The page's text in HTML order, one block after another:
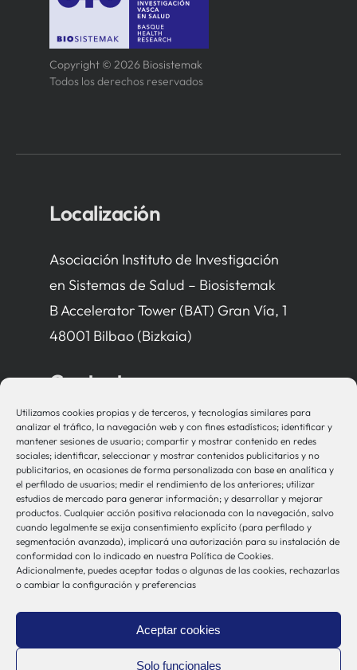
Utilizamos cookies propias y de terceros, y tecnologías similares para
analizar el tráfico, la navegación web y con fines estadísticos; identificar y
mantener sesiones de usuario; compartir y mostrar contenido en redes
sociales; identificar, seleccionar y mostrar contenidos publicitarios y no
publicitarios, en ocasiones de forma personalizada con base en analítica y
el perfilado de usuarios; medir el rendimiento de los anteriores; utilizar
estudios de mercado para generar información; y desarrollar y mejorar
productos. Cualquier acción positiva relacionada con la navegación, salvo
cuando legalmente se exija consentimiento explícito (para perfilado y
segmentación avanzada), implicará una autorización para su instalación de
conformidad con lo indicado en nuestra Política de Cookies.
Adicionalmente, puedes aceptar todas o algunas de las cookies, rechazarlas
o cambiar la configuración y preferencias
Aceptar cookies
Solo funcionales
Copyright © 2026 Biosistemak
Todos los derechos reservados
Localización
Asociación Instituto de Investigación
en Sistemas de Salud – Biosistemak
B Accelerator Tower (BAT) Gran Vía, 1
48001 Bilbao (Bizkaia)
Contacto
bio-sistemak@bio-sistemak.eus
944 00 77 90
Otros Enlaces
Osakidetza